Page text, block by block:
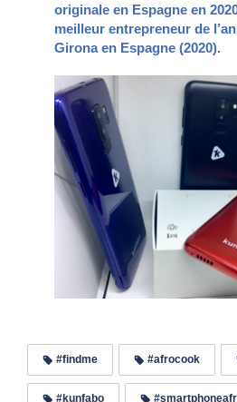
originale en Espagne en
meilleur entrepreneur de
Girona en Espagne (2020).
#findme #afrocook
#kunfabo